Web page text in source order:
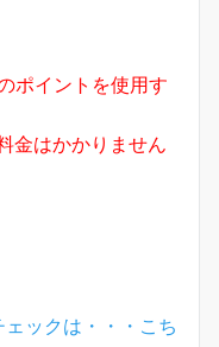
ポイントを使用す
金はかかりません
ックは・・・こち